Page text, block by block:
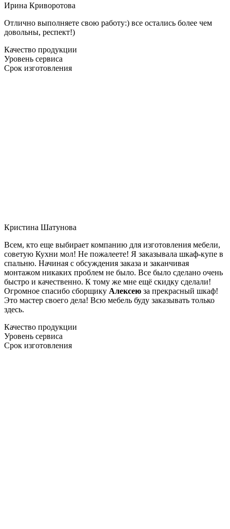
Ирина Криворотова
Отлично выполняете свою работу:) все остались более чем
довольны, респект!)
Качество продукции
Уровень сервиса
Срок изготовления
Кристина Шатунова
Всем, кто еще выбирает компанию для изготовления мебели,
советую Кухни мол! Не пожалеете! Я заказывала шкаф-купе в
спальню. Начиная с обсуждения заказа и заканчивая
монтажом никаких проблем не было. Все было сделано очень
быстро и качественно. К тому же мне ещё скидку сделали!
Огромное спасибо сборщику Алексею за прекрасный шкаф!
Это мастер своего дела! Всю мебель буду заказывать только
здесь.
Качество продукции
Уровень сервиса
Срок изготовления